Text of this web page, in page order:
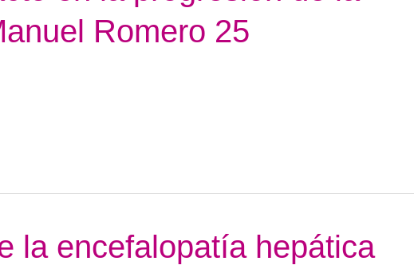
Romero 25
la encefalopatía hepática